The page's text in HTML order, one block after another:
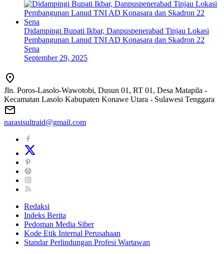
Didampingi Bupati Ikbar, Danpuspenerabad Tinjau Lokasi
Pembangunan Lanud TNI AD Konasara dan Skadron 22
Sena
September 29, 2025
Jln. Poros-Lasolo-Wawotobi, Dusun 01, RT 01, Desa Matapila -
Kecamatan Lasolo Kabupaten Konawe Utara - Sulawesi Tenggara
narasisultraid@gmail.com
Redaksi
Indeks Berita
Pedoman Media Siber
Kode Etik Internal Perusahaan
Standar Perlindungan Profesi Wartawan